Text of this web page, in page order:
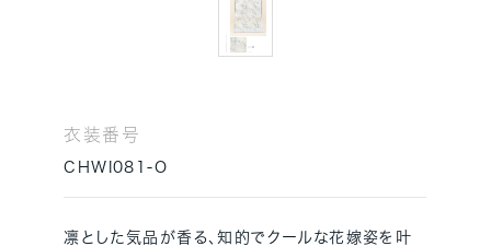
衣装番号
CHWI081-O
凛とした気品が香る、知的でクールな花嫁姿を叶